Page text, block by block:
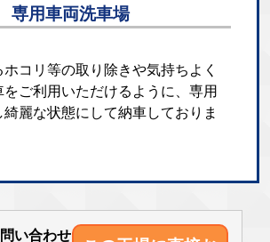
専用車両洗車場
コリ等の取り除きや気持ちよく
をご利用いただけるように、専用
麗な状態にして納車しておりま
い合わせ